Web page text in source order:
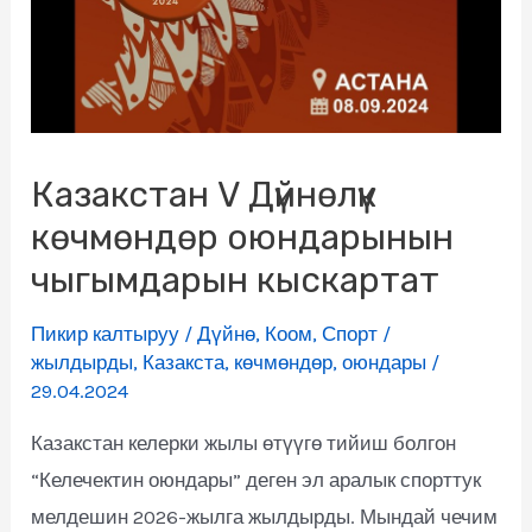
Казакстан V Дүйнөлүк
көчмөндөр оюндарынын
чыгымдарын кыскартат
Пикир калтыруу /Дүйнө, Коом,Спорт /
жылдырды, Казакста, көчмөндөр,оюндары /
29.04.2024
Казакстан келерки жылы өтүүгө тийиш болгон
“Келечектин оюндары” деген эл аралык спорттук
мелдешин 2026-жылга жылдырды. Мындай чечим